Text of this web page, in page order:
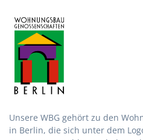
Unsere WBG gehört zu den
in Berlin, die sich unter dem